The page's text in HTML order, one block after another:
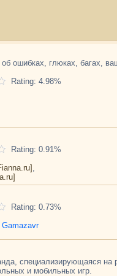
ошибках, глюках, багах,
Rating: 4.98%
Rating: 0.91%
,
Rating: 0.73%
Gamazavr
специализирующаяся на
и мобильных игр.